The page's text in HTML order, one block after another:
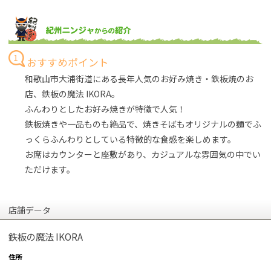
1 おすすめポイント
和歌山市大浦街道にある長年人気のお好み焼き・鉄板焼のお
店、鉄板の魔法 IKORA。
ふんわりとしたお好み焼きが特徴で人気！
鉄板焼きや一品ものも絶品で、焼きそばもオリジナルの麺でふ
っくらふんわりとしている特徴的な食感を楽しめます。
お席はカウンターと座敷があり、カジュアルな雰囲気の中でい
ただけます。
店舗データ
鉄板の魔法 IKORA
住所